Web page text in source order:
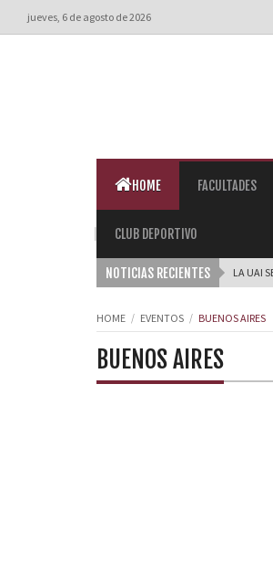
jueves, 6 de agosto de 2026
HOME FACULTADES
CLUB DEPORTIVO
NOTICIAS RECIENTES LA UAI
HOME EVENTOS BUENOS AIRES
BUENOS AIRES